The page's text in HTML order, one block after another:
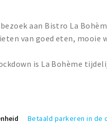
aan Bistro La
van goed eten, mooie
is La Bohème
Betaald parkeren in de